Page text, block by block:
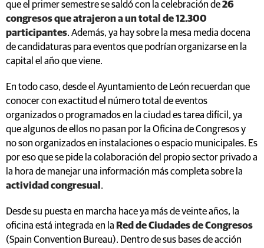
que el primer semestre se saldó con la celebración de26
congresos que atrajeron a un total de 12.300
participantes. Además, ya hay sobre la mesa media docena
de candidaturas para eventos que podrían organizarse en la
capital el año que viene.
En todo caso, desde el Ayuntamiento de León recuerdan que
conocer con exactitud el número total de eventos
organizados o programados en la ciudad es tarea difícil, ya
que algunos de ellos no pasan por la Oficina de Congresos y
no son organizados en instalaciones o espacio municipales. Es
por eso que se pide la colaboración del propio sector privado a
la hora de manejar una información más completa sobre la
actividad congresual .
Desde su puesta en marcha hace ya más de veinte años, la
oficina está integrada en la Red de Ciudades de Congresos
(Spain Convention Bureau). Dentro de sus bases de acción